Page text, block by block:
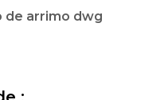
de arrimo dwg